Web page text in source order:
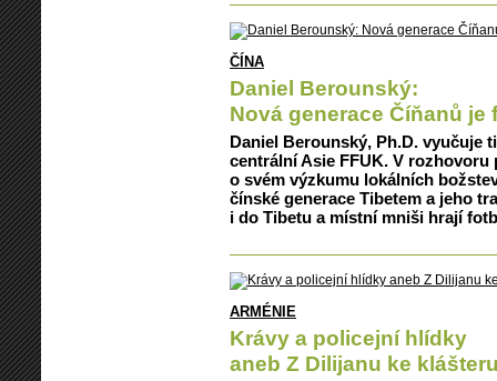
ČÍNA
Daniel Berounský:
Nová generace Číňanů
Daniel Berounský, Ph.D. vyučuje
centrální Asie FFUK. V
o svém výzkumu lokálních
čínské generace Tibetem a jeho
i do Tibetu a místní mniši hrají
ARMÉNIE
Krávy a policejní hlídky
aneb Z Dilijanu ke